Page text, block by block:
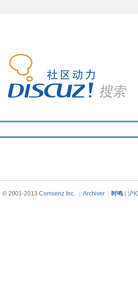
© 2001-2013 Comsenz Inc. Archiver 时鸣 ( 沪